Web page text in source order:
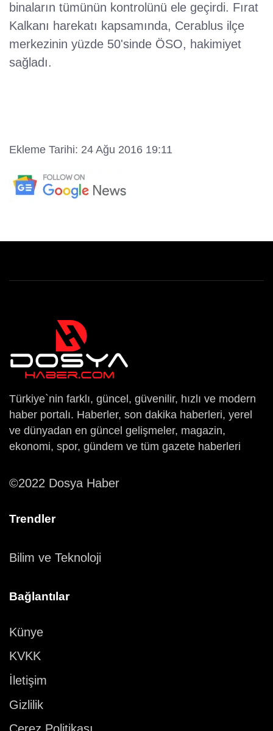
binaların tümünün kontrolünü ele geçirdi. Fırat
Kalkanı harekatı kapsamında, Cerablus ilçe
merkezinin yüzde 50'sinde ÖSO, hakimiyet
sağladı.
Ekleme Tarihi: 24 Ağu 2016 19:11
Türkiye`nin farklı, güncel, güvenilir, hızlı ve modern
haber portalı. Haberler, son dakika haberleri, yerel
ve dünyadan en güncel gelişmeler, magazin,
ekonomi, spor, gündem ve tüm gazete haberleri
©2022 Dosya Haber
Trendler
Bilim ve Teknoloji
Bağlantılar
Künye
KVKK
İletişim
Gizlilik